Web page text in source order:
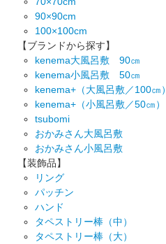
90×90cm
100×100cm
【ブランドから探す】
kenema大風呂敷 90㎝
kenema小風呂敷 50㎝
kenema+（大風呂敷／100㎝）
kenema+（小風呂敷／50㎝）
tsubomi
おかみさん大風呂敷
おかみさん小風呂敷
【装飾品】
リング
パッチン
ハンド
タペストリー棒（中）
タペストリー棒（大）